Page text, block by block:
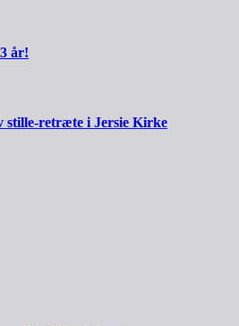
år!
stille-retræte i Jersie Kirke